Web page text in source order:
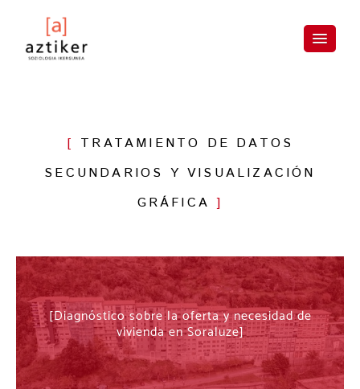
content
TRATAMIENTO DE DATOS
SECUNDARIOS Y VISUALIZACIÓN
GRÁFICA
Diagnóstico sobre la oferta y necesidad de
vivienda en Soraluze